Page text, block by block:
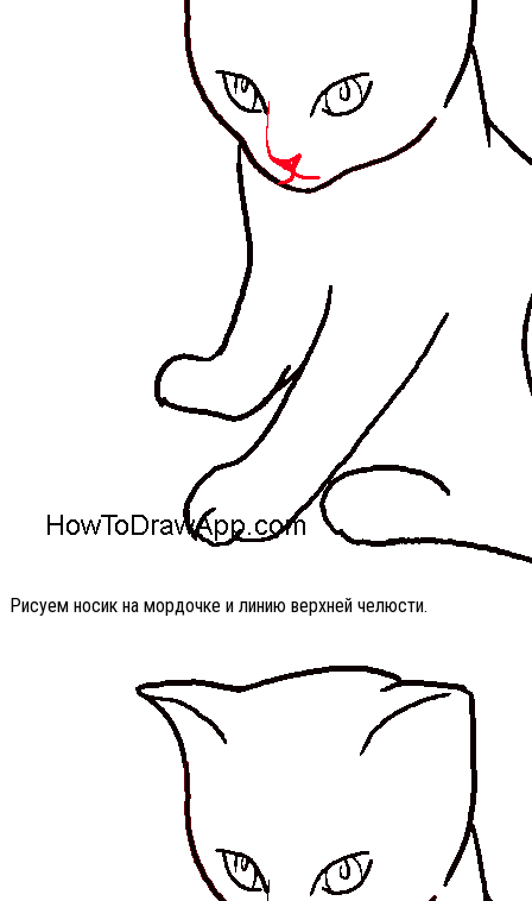
Рисуем носик на мордочке и линию верхней челюсти.